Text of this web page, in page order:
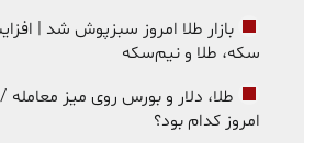
بازار طلا امروز سبزپوش شد |
سکه، طلا و نیم‌سکه
طلا، دلار و بورس روی میز معامله /
امروز کدام بود؟